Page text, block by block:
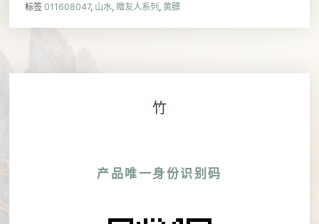
标签 011608047, 山水, 赠友人系列 ,黄膘
竹
产品唯一身份识别码